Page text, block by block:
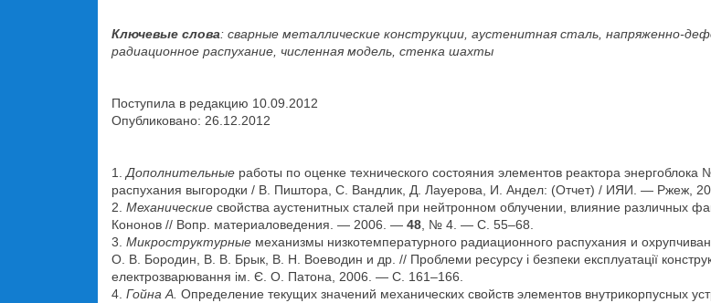
Ключевые слова: сварные металлические конструкции, аустенитная сталь, напряженно-
радиационное распухание, численная модель, стенка шахты
Поступила в редакцию 10.09.2012
Опубликовано: 26.12.2012
1. Дополнительные работы по оценке технического состояния элементов реактора
распухания выгородки / В. Пиштора, С. Вандлик, Д. Лауерова, И. Андел: (Отчет) / ИЯИ. — Ржеж,
2. Механические свойства аустенитных сталей при нейтронном облучении, влияние
Кононов // Вопр. материаловедения. — 2006. — 48 , № 4. — С. 55–68.
3. Микроструктурные механизмы низкотемпературного радиационного распухания и
О. В. Бородин, В. В. Брык, В. Н. Воеводин и др. // Проблеми ресурсу і безпеки експлуатації
електрозварювання ім. Є. О. Патона, 2006. — С. 161–166.
4. Гойна А. Определение текущих значений механических свойств элементов внутрикорпусных